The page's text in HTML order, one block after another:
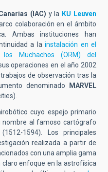
(IAC) y la KU Leuven
colaboración en el ámbito
Ambas instituciones han
a lainstalación en el
Muchachos (ORM) del
operaciones en el año 2002
de observación tras la
denominado MARVEL
cuyo espejo primario
al famoso cartógrafo
1594). Los principales
realizada a partir de
con una amplia gama
enfoque en la astrofísica